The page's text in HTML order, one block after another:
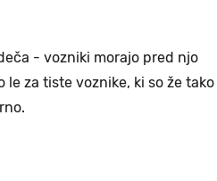
- vozniki morajo pred njo
za tiste voznike, ki so že tako